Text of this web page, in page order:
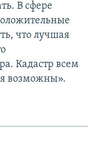
В сфере
что лучшая
Кадастр всем
возможны».